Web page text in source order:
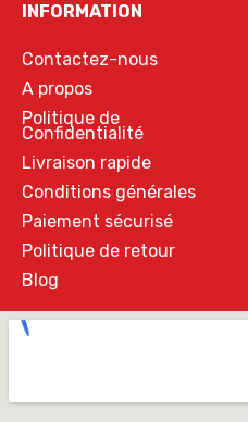
INFORMATION
Contactez-nous
A propos
Politique de
Confidentialité
Livraison rapide
Conditions générales
Paiement sécurisé
Politique de retour
Blog